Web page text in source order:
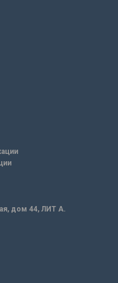
дом 44, ЛИТ А.